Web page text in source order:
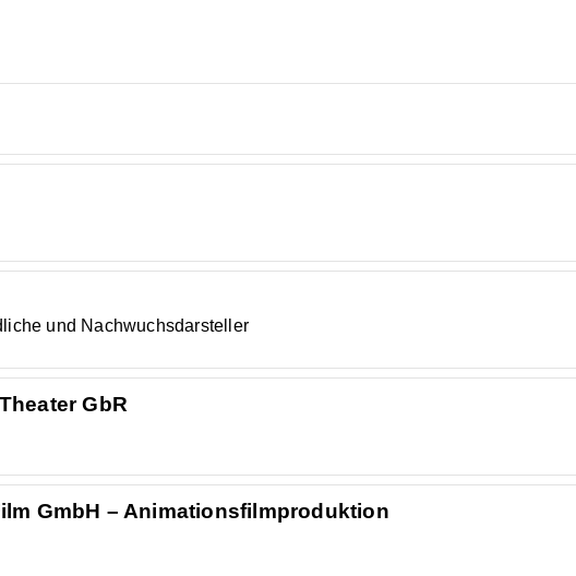
und Nachwuchsdarsteller
GbR
GmbH – Animationsfilmproduktion